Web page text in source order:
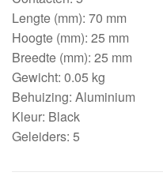
Lengte (mm): 70 mm
Hoogte (mm): 25 mm
Breedte (mm): 25 mm
Gewicht: 0.05 kg
Behuizing: Aluminium
Kleur: Black
Geleiders: 5